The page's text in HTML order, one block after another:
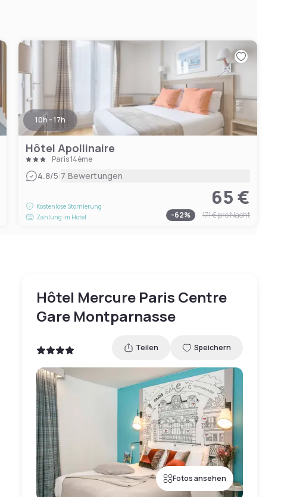
10h - 17h
Hôtel Apollinaire
Paris 14ème
4.8/5|7 Bewertungen
Kostenlose Stornierung
Zahlung im Hotel
65 €
-62% 171 €pro Nacht
Hôtel Mercure Paris Centre
Gare Montparnasse
Teilen Speichern
Fotos ansehen